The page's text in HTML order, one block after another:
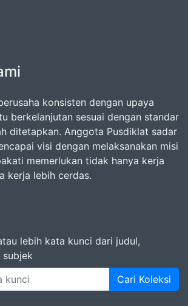
konsisten dengan upaya
berkelanjutan sesuai dengan standar
ditetapkan. Anggota Pusdiklat sadar
visi dengan melaksanakan misi
memerlukan tidak hanya kerja
kerja lebih cerdas.
lebih kata kunci dari judul,
subjek
Cari Koleksi